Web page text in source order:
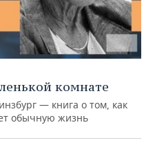
комнате
— книга о том, как
обычную жизнь